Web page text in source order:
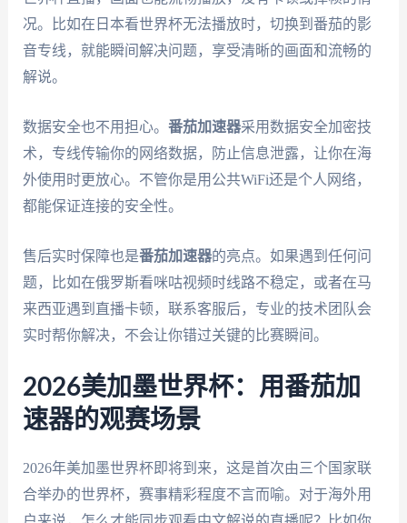
况。比如在日本看世界杯无法播放时，切换到番茄的影
音专线，就能瞬间解决问题，享受清晰的画面和流畅的
解说。
数据安全也不用担心。 番茄加速器采用数据安全加密技
术，专线传输你的网络数据，防止信息泄露，让你在海
外使用时更放心。不管你是用公共WiFi还是个人网络，
都能保证连接的安全性。
售后实时保障也是番茄加速器的亮点。如果遇到任何问
题，比如在俄罗斯看咪咕视频时线路不稳定，或者在马
来西亚遇到直播卡顿，联系客服后，专业的技术团队会
实时帮你解决，不会让你错过关键的比赛瞬间。
2026美加墨世界杯：用番茄加
速器的观赛场景
2026年美加墨世界杯即将到来，这是首次由三个国家联
合举办的世界杯，赛事精彩程度不言而喻。对于海外用